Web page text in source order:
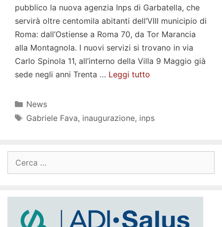
pubblico la nuova agenzia Inps di Garbatella, che
servirà oltre centomila abitanti dell’VIII municipio di
Roma: dall’Ostiense a Roma 70, da Tor Marancia
alla Montagnola. I nuovi servizi si trovano in via
Carlo Spinola 11, all’interno della Villa 9 Maggio già
sede negli anni Trenta … Leggi tutto
Categorie
News
Tag
Gabriele Fava, inaugurazione, inps
per: